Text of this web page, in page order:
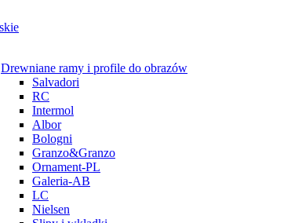
Drewniane ramy i profile do obrazów
Salvadori
RC
Intermol
Albor
Bologni
Granzo&Granzo
Ornament-PL
Galeria-AB
LC
Nielsen